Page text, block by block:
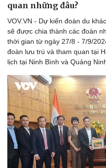
quan những đâu?
VOV.VN - Dự kiến đoàn du
sẽ được chia thành các đoàn
thời gian từ ngày 27/8 - 7/9/
đoàn lưu trú và tham quan tại
lịch tại Ninh Bình và Quảng